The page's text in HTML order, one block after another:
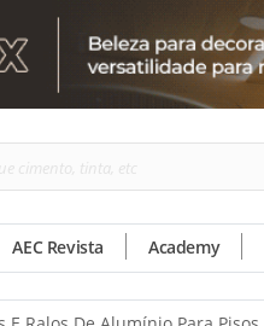
AEC Revista Academy